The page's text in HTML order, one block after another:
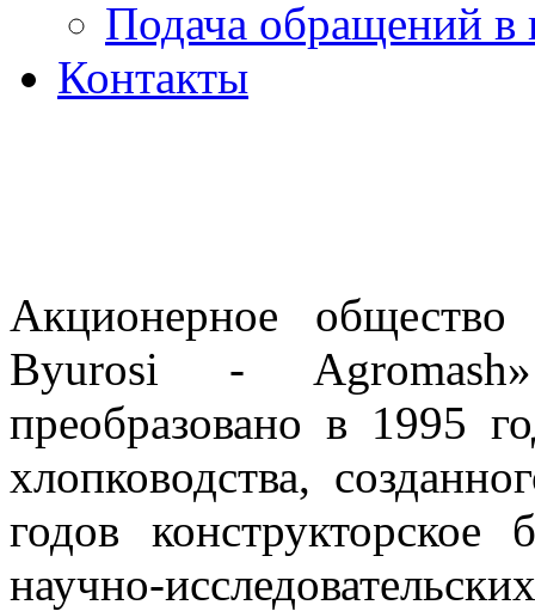
Подача обращений в
Контакты
Акционерное
Byurosi -
преобразовано в 1995
хлопководства,
годов конструкторское
научно-